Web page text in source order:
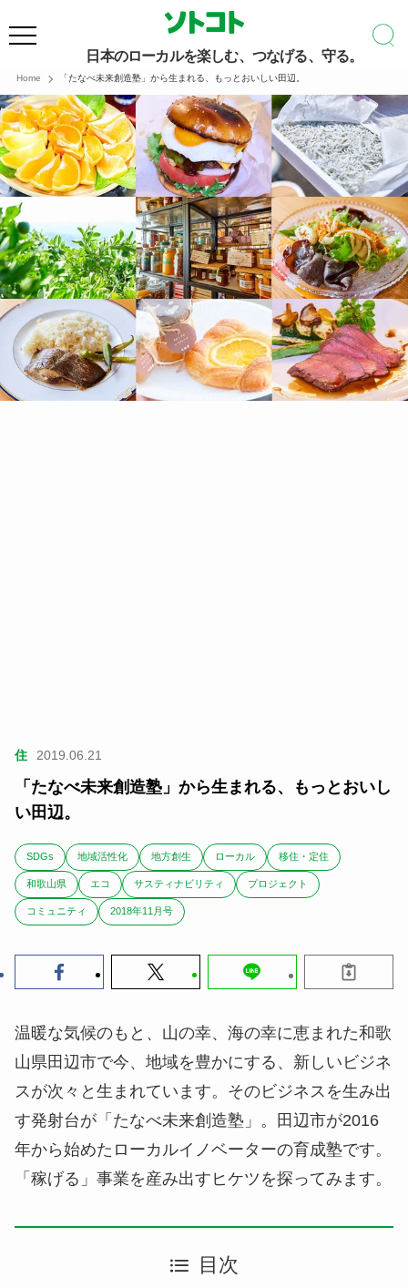
日本のローカルを楽しむ、つなげる、守る。
Home 「たなべ未来創造塾」から生まれる、もっとおいしい田辺。
住 2019.06.21
「たなべ未来創造塾」から生まれる、もっとおいし
い田辺。
SDGs 地域活性化 地方創生 ローカル 移住・定住
和歌山県 エコ サスティナビリティ プロジェクト
コミュニティ 2018年11月号
温暖な気候のもと、山の幸、海の幸に恵まれた和歌
山県田辺市で今、地域を豊かにする、新しいビジネ
スが次々と生まれています。そのビジネスを生み出
す発射台が「たなべ未来創造塾」。田辺市が2016
年から始めたローカルイノベーターの育成塾です。
「稼げる」事業を産み出すヒケツを探ってみます。
目次